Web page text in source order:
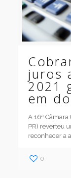
juros
2021
em
A 16ª
PR) reverteu
reconhecer a
0